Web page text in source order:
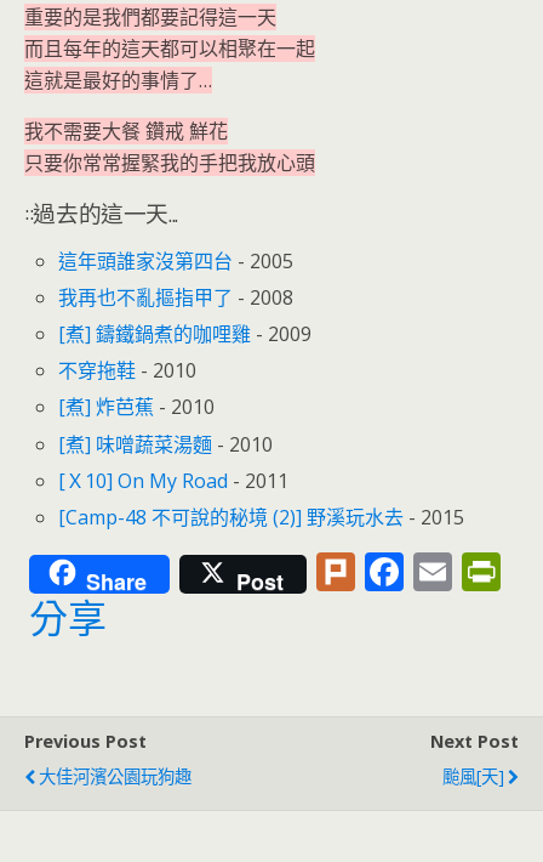
重要的是我們都要記得這一天
而且每年的這天都可以相聚在一起
這就是最好的事情了…
我不需要大餐 鑽戒 鮮花
只要你常常握緊我的手把我放心頭
::過去的這一天...
這年頭誰家沒第四台 - 2005
我再也不亂摳指甲了 - 2008
[煮] 鑄鐵鍋煮的咖哩雞 - 2009
不穿拖鞋 - 2010
[煮] 炸芭蕉 - 2010
[煮] 味噌蔬菜湯麵 - 2010
[Ｘ10] On My Road - 2011
[Camp-48 不可說的秘境 (2)] 野溪玩水去 - 2015
Share Post Pl F E
e
n
dl
分享
Previous Post
大佳河濱公園玩狗趣
Next Post
颱風[天]